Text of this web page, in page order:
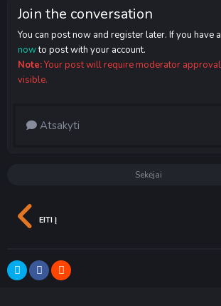
Join the conversation
You can post now and register later. If you have
nowto post with your account.
Note:Your post will require moderator
visible.
Atsakyti
Sekėjai
EITI Į